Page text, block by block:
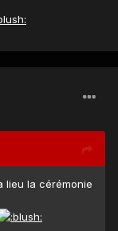
lieu la cérémonie